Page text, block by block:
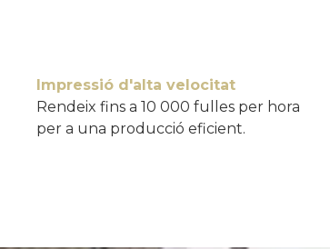
Impressió d'alta velocitat
Rendeix fins a 10 000 fulles per hora
per a una producció eficient.